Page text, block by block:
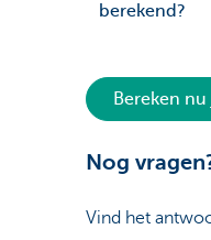
berekend?
Bereken
Nog
Vind het